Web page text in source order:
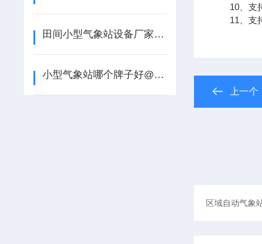
田间小型气象站设备厂家-风途靠得住【2022已更新】
小型气象站哪个牌子好@风途不错#高温预警
10、支持
11、支持
上一个